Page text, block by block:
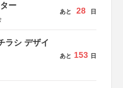
ー
あと 28 日
ラシ デザイ
あと 153 日